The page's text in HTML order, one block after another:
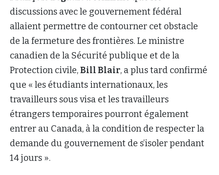
discussions avec le gouvernement fédéral
allaient permettre de contourner cet obstacle
de la fermeture des frontières. Le ministre
canadien de la Sécurité publique et de la
Protection civile,Bill Blair, a plus tard confirmé
que « les étudiants internationaux, les
travailleurs sous visa et les travailleurs
étrangers temporaires pourront également
entrer au Canada, à la condition de respecter la
demande du gouvernement de s’isoler pendant
14 jours ».